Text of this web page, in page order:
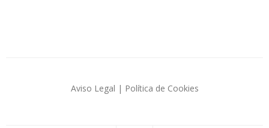
Aviso Legal | Política de Cookies